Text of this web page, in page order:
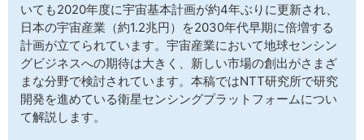
いても2020年度に宇宙基本計画が約4年ぶりに更新され、
日本の宇宙産業（約1.2兆円）を2030年代早期に倍増する
計画が立てられています。宇宙産業において地球センシン
グビジネスへの期待は大きく、新しい市場の創出がさまざ
まな分野で検討されています。本稿ではNTT研究所で研究
開発を進めている衛星センシングプラットフォームについ
て解説します。